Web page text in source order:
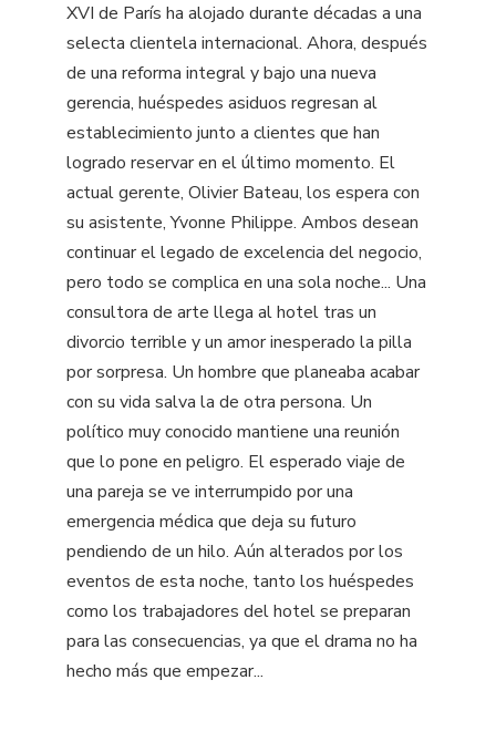
XVI de París ha alojado durante décadas a una
selecta clientela internacional. Ahora, después
de una reforma integral y bajo una nueva
gerencia, huéspedes asiduos regresan al
establecimiento junto a clientes que han
logrado reservar en el último momento. El
actual gerente, Olivier Bateau, los espera con
su asistente, Yvonne Philippe. Ambos desean
continuar el legado de excelencia del negocio,
pero todo se complica en una sola noche... Una
consultora de arte llega al hotel tras un
divorcio terrible y un amor inesperado la pilla
por sorpresa. Un hombre que planeaba acabar
con su vida salva la de otra persona. Un
político muy conocido mantiene una reunión
que lo pone en peligro. El esperado viaje de
una pareja se ve interrumpido por una
emergencia médica que deja su futuro
pendiendo de un hilo. Aún alterados por los
eventos de esta noche, tanto los huéspedes
como los trabajadores del hotel se preparan
para las consecuencias, ya que el drama no ha
hecho más que empezar...